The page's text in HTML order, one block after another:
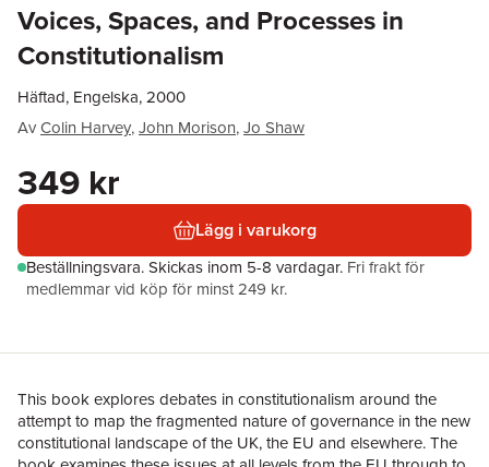
Voices, Spaces, and Processes in
Constitutionalism
Häftad, Engelska, 2000
AvColin Harvey,John Morison,Jo Shaw
349 kr
Lägg i varukorg
Beställningsvara.Skickas inom 5-8 vardagar. Fri frakt för
medlemmar vid köp för minst 249 kr.
This book explores debates in constitutionalism around the
attempt to map the fragmented nature of governance in the new
constitutional landscape of the UK, the EU and elsewhere. The